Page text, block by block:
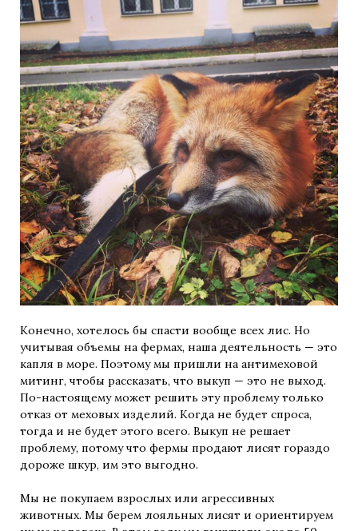
Конечно, хотелось бы спасти вообще всех лис. Но
учитывая объемы на фермах, наша деятельность — это
капля в море. Поэтому мы пришли на антимеховой
митинг, чтобы рассказать, что выкуп — это не выход.
По-настоящему может решить эту проблему только
отказ от меховых изделий. Когда не будет спроса,
тогда и не будет этого всего. Выкуп не решает
проблему, потому что фермы продают лисят гораздо
дороже шкур, им это выгодно.
Мы не покупаем взрослых или агрессивных
животных. Мы берем лояльных лисят и ориентируем